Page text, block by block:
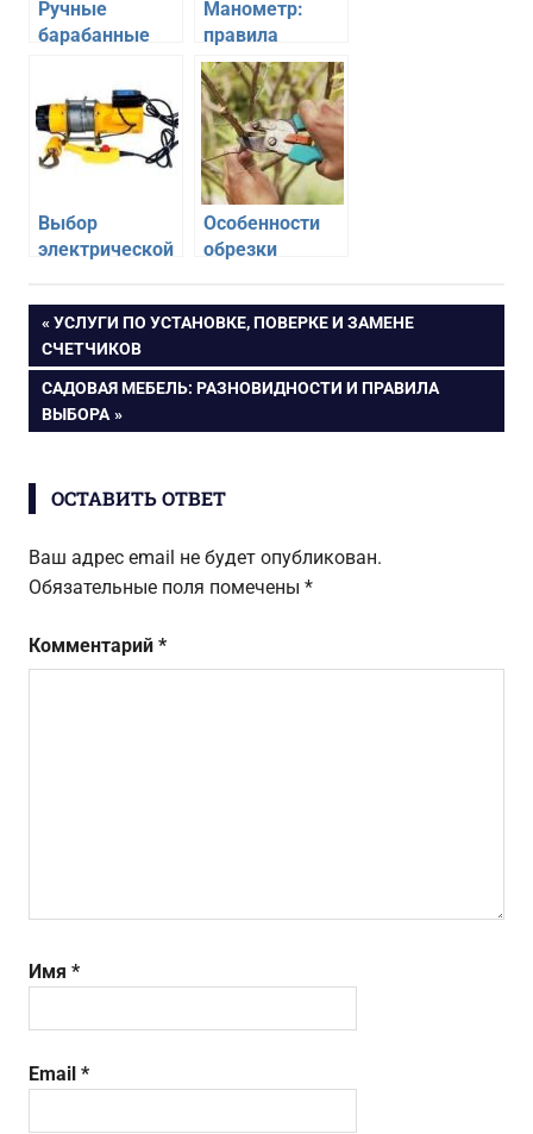
Ручные
барабанные
инструмент с
множеством
применений и
преимуществами
Манометр:
правила
выбора и
разновидности
приспособлений
Выбор
электрической
характеристики
и типы
Особенности
обрезки
Навигация
по
записям
ПРЕДЫДУЩАЯ
ЗАПИСЬ:
УСЛУГИ ПО УСТАНОВКЕ, ПОВЕРКЕ И ЗАМЕНЕ
СЧЕТЧИКОВ
СЛЕДУЮЩАЯ
ЗАПИСЬ:
САДОВАЯ МЕБЕЛЬ: РАЗНОВИДНОСТИ И ПРАВИЛА
ВЫБОРА
ОСТАВИТЬ ОТВЕТ
Ваш адрес email не будет опубликован.
Обязательные поля помечены *
Комментарий *
Имя *
Email *